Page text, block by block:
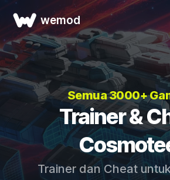
wemod
Semua 3000+
Trainer &
Trainer dan Cheat